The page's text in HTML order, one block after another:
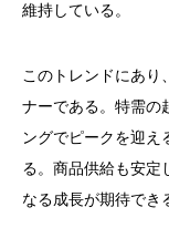
維持している。
このトレンドにあり
ナーである。特需の
ングでピークを迎え
る。商品供給も安定
なる成長が期待でき